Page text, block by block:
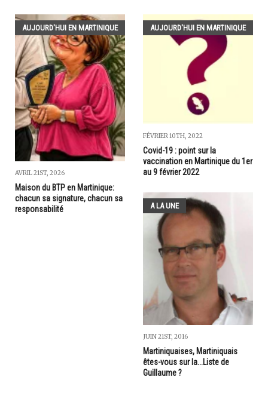
AUJOURD'HUI EN MARTINIQUE
AVRIL 21ST, 2026
Maison du BTP en Martinique:
chacun sa signature, chacun sa
responsabilité
AUJOURD'HUI EN MARTINIQUE
FÉVRIER 10TH, 2022
Covid-19 : point sur la
vaccination en Martinique du 1er
au 9 février 2022
A LA UNE
JUIN 21ST, 2016
Martiniquaises, Martiniquais
êtes-vous sur la...Liste de
Guillaume ?